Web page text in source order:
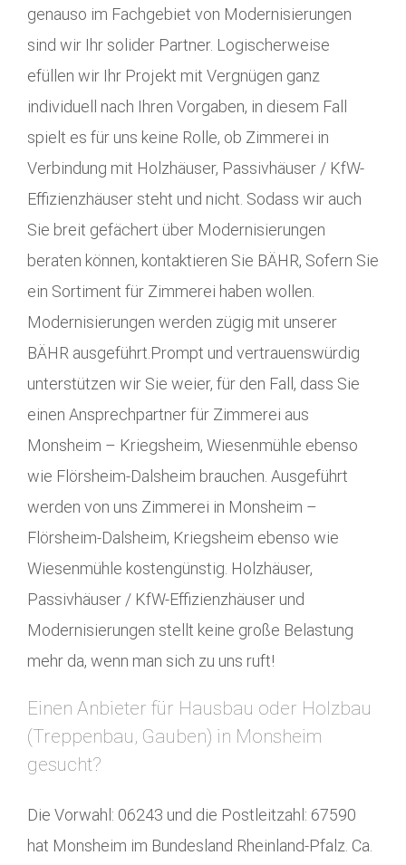
genauso im Fachgebiet von Modernisierungen
sind wir Ihr solider Partner. Logischerweise
efüllen wir Ihr Projekt mit Vergnügen ganz
individuell nach Ihren Vorgaben, in diesem Fall
spielt es für uns keine Rolle, ob Zimmerei in
Verbindung mit Holzhäuser, Passivhäuser / KfW-
Effizienzhäuser steht und nicht. Sodass wir auch
Sie breit gefächert über Modernisierungen
beraten können, kontaktieren Sie BÄHR, Sofern Sie
ein Sortiment für Zimmerei haben wollen.
Modernisierungen werden zügig mit unserer
BÄHR ausgeführt.Prompt und vertrauenswürdig
unterstützen wir Sie weier, für den Fall, dass Sie
einen Ansprechpartner für Zimmerei aus
Monsheim – Kriegsheim, Wiesenmühle ebenso
wie Flörsheim-Dalsheim brauchen. Ausgeführt
werden von uns Zimmerei in Monsheim –
Flörsheim-Dalsheim, Kriegsheim ebenso wie
Wiesenmühle kostengünstig. Holzhäuser,
Passivhäuser / KfW-Effizienzhäuser und
Modernisierungen stellt keine große Belastung
mehr da, wenn man sich zu uns ruft!
Einen Anbieter für Hausbau oder Holzbau
(Treppenbau, Gauben) in Monsheim
gesucht?
Die Vorwahl: 06243 und die Postleitzahl: 67590
hat Monsheim im Bundesland Rheinland-Pfalz. Ca.